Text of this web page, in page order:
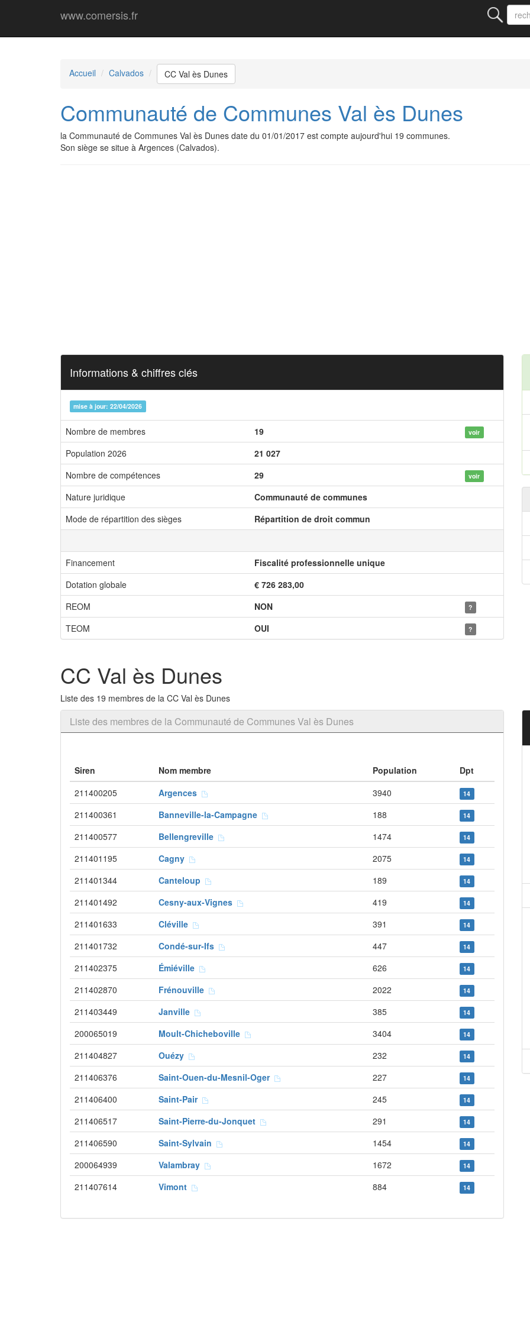
www.comersis.fr
Accueil Calvados CC Val ès Dunes
Communauté de Communes Val ès Dunes
la Communauté de Communes Val ès Dunes date du 01/01/2017 est compte aujourd'hui 19 communes.
Son siège se situe à Argences (Calvados).
Informations & chiffres clés
mise à jour: 22/04/2026
Nombre de membres 19 voir
Population 2026
21 027
Nombre de compétences
29 voir
Nature juridique
Communauté de communes
Mode de répartition des sièges
Répartition de droit commun
Financement
Fiscalité professionnelle unique
Dotation globale
€ 726 283,00
REOM
NON ?
TEOM OUI ?
CC Val ès Dunes
Liste des 19 membres de la CC Val ès Dunes
Liste des membres de la Communauté de Communes Val ès Dunes
Siren Nom membre Population
Dpt
211400205
Argences 3940 14
211400361 Banneville-la-Campagne 188 14
211400577 Bellengreville 1474 14
211401195 Cagny 2075 14
211401344 Canteloup 189 14
211401492 Cesny-aux-Vignes 419 14
211401633 Cléville 391 14
211401732 Condé-sur-Ifs 447 14
211402375 Émiéville 626 14
211402870 Frénouville 2022 14
211403449 Janville 385 14
200065019 Moult-Chicheboville 3404 14
211404827 Ouézy 232 14
211406376 Saint-Ouen-du-Mesnil-Oger 227 14
211406400 Saint-Pair 245 14
211406517 Saint-Pierre-du-Jonquet 291 14
211406590 Saint-Sylvain 1454 14
200064939 Valambray 1672 14
211407614 Vimont 884 14